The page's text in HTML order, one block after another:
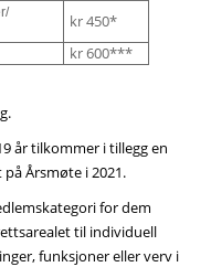
kr 450*
kr 600***
år tilkommer i tillegg en
Årsmøte i 2021.
for dem
til individuell
funksjoner eller verv i